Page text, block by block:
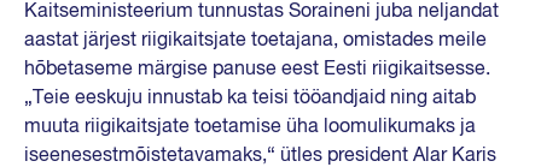
Kaitseministeerium tunnustas Soraineni juba neljandat
aastat järjest riigikaitsjate toetajana, omistades meile
hõbetaseme märgise panuse eest Eesti riigikaitsesse.
„Teie eeskuju innustab ka teisi tööandjaid ning aitab
muuta riigikaitsjate toetamise üha loomulikumaks ja
iseenesestmõistetavamaks,“ ütles president Alar Karis